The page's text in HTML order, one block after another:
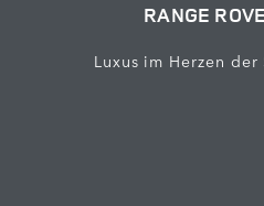
RANGE
Luxus im Herzen